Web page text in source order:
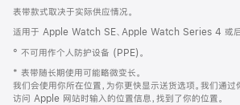
页
页
脚
注
表带款式取决于实际供应情况。
适用于 Apple Watch SE、Apple Watch Series 4 或后
° 不可用作个人防护设备 (PPE)。
* 表带随长期使用可能略微变长。
我们会使用你所在位置，为你更快显示送货选项。我们通
访问 Apple 网站时输入的位置信息，找到了你的位置。